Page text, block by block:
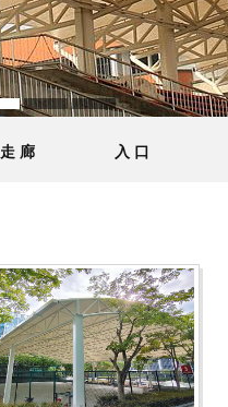
走 廊 入 口